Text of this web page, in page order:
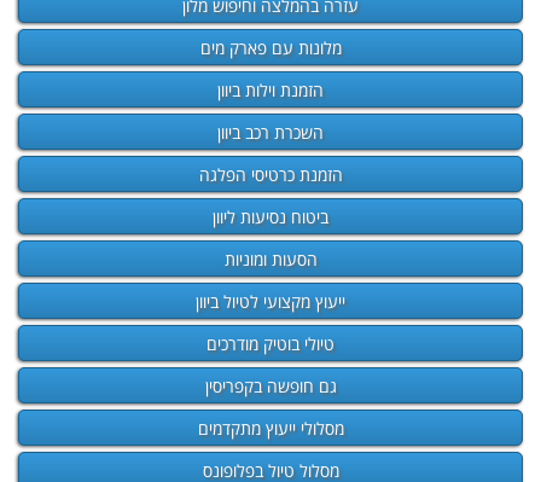
עזרה בהמלצה וחיפוש מלון
מלונות עם פארק מים
הזמנת וילות ביוון
השכרת רכב ביוון
הזמנת כרטיסי הפלגה
ביטוח נסיעות ליוון
הסעות ומוניות
ייעוץ מקצועי לטיול ביוון
טיולי בוטיק מודרכים
גם חופשה בקפריסין
מסלולי ייעוץ מתקדמים
מסלול טיול בפלופונס